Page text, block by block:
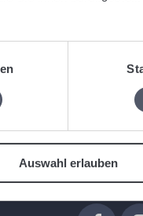
Auswahl erlauben
Follow us